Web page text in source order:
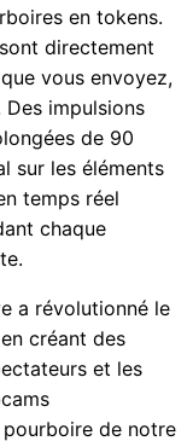
en tokens.
directement
vous envoyez,
impulsions
de 90
sur les éléments
temps réel
chaque
a révolutionné le
créant des
et les
de notre